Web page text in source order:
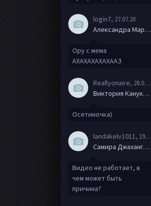
login7, 27.07.20
Александра Маркова
Ору с мема
АХАХАХАХАХААЗ
Reallyonaire, 28.06.20
Виктория Канукова
Осетиночка)
landakelv1011 , 19.06.20
Самира Джахангирова
Видео не работает, в
чем может быть
причина?